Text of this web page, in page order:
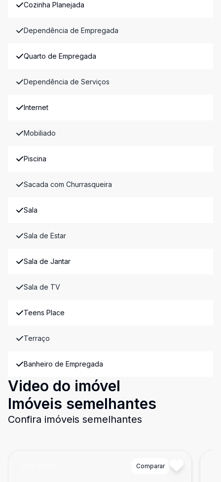
Cozinha Planejada
Dependência de Empregada
Quarto de Empregada
Dependência de Serviços
Internet
Mobiliado
Piscina
Sacada com Churrasqueira
Sala
Sala de Estar
Sala de Jantar
Sala de TV
Teens Place
Terraço
Banheiro de Empregada
Video do imóvel
Imóveis semelhantes
Confira imóveis semelhantes
Comparar